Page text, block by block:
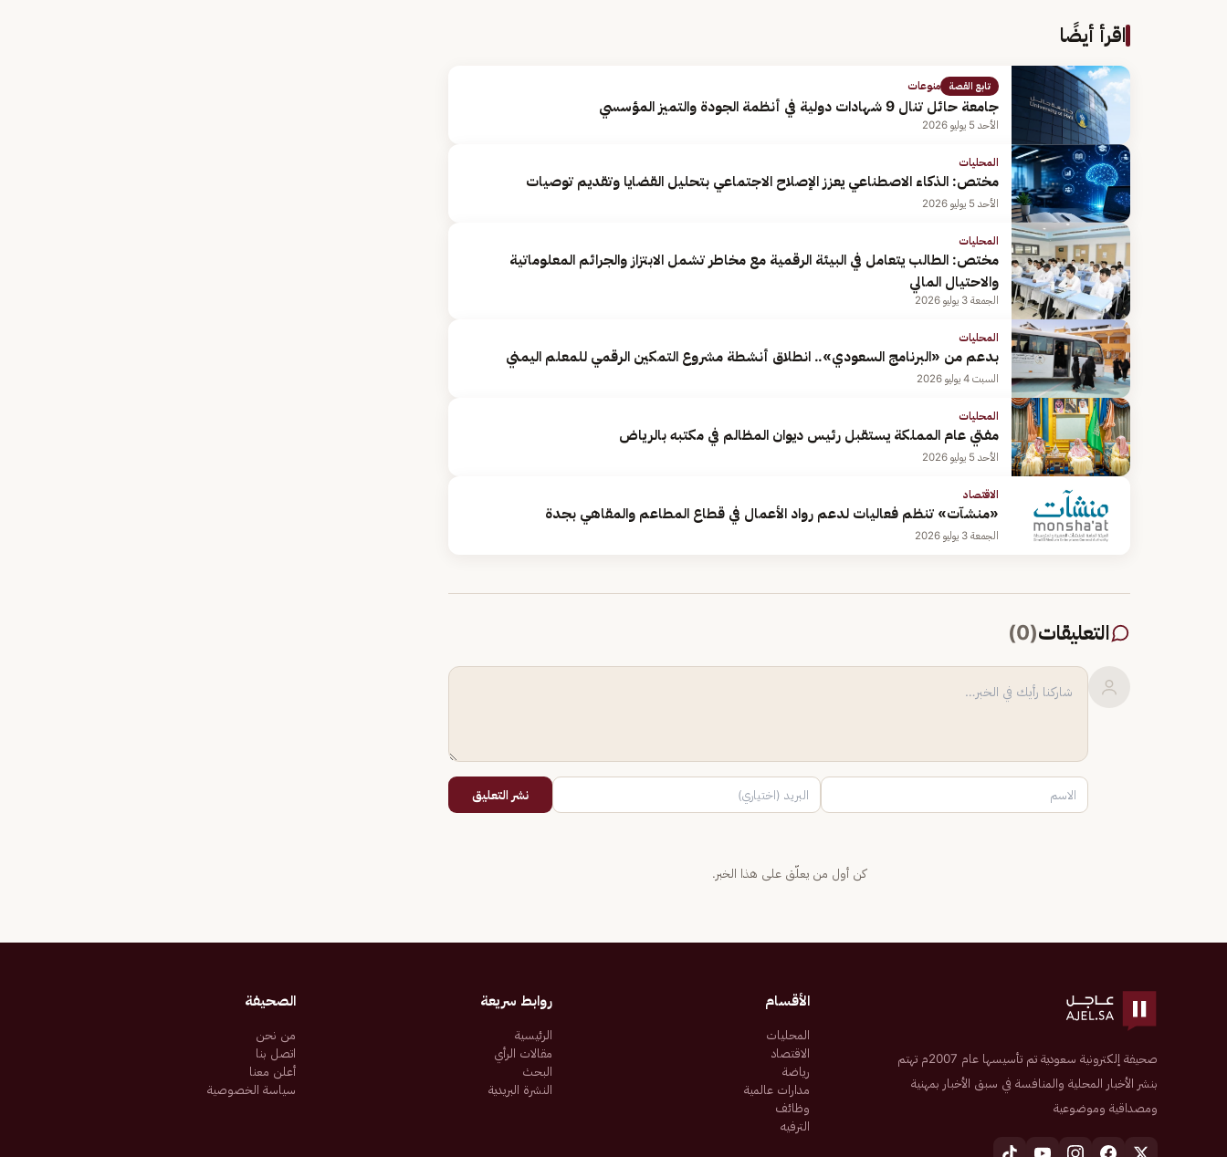
اقرأ أيضًا
تابع القصة منوعات
جامعة حائل تنال 9 شهادات دولية في أنظمة الجودة والتميز المؤسسي
الأحد 5 يوليو 2026
المحليات
مختص: الذكاء الاصطناعي يعزز الإصلاح الاجتماعي بتحليل القضايا وتقديم توصيات
الأحد 5 يوليو 2026
المحليات
مختص: الطالب يتعامل في البيئة الرقمية مع مخاطر تشمل الابتزاز والجرائم المعلوماتية
والاحتيال المالي
الجمعة 3 يوليو 2026
المحليات
بدعم من «البرنامج السعودي».. انطلاق أنشطة مشروع التمكين الرقمي للمعلم اليمني
السبت 4 يوليو 2026
المحليات
مفتي عام المملكة يستقبل رئيس ديوان المظالم في مكتبه بالرياض
الأحد 5 يوليو 2026
الاقتصاد
«منشآت» تنظم فعاليات لدعم رواد الأعمال في قطاع المطاعم والمقاهي بجدة
الجمعة 3 يوليو 2026
التعليقات(
0
)
نشر التعليق
كن أول من يعلّق على هذا الخبر.
صحيفة إلكترونية سعودية تم تأسيسها عام 2007م تهتم
بنشر الأخبار المحلية والمنافسة في سبق الأخبار بمهنية
ومصداقية وموضوعية
الأقسام
المحليات
الاقتصاد
رياضة
مدارات عالمية
وظائف
الترفيه
روابط سريعة
الرئيسية
مقالات الرأي
البحث
النشرة البريدية
الصحيفة
من نحن
اتصل بنا
أعلن معنا
سياسة الخصوصية